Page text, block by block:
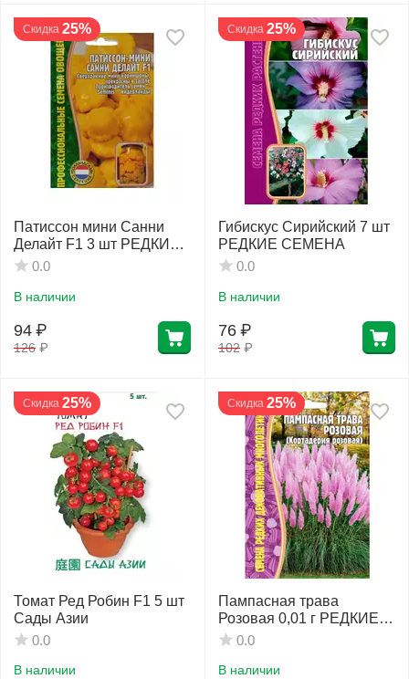
Скидка 25%
Патиссон мини Санни
Делайт F1 3 шт РЕДКИЕ
СЕМЕНА
0.0
В наличии
126 ₽
94 ₽
Скидка 25%
Гибискус Сирийский 7 шт
РЕДКИЕ СЕМЕНА
0.0
В наличии
102 ₽
76 ₽
Скидка 25%
Томат Ред Робин F1 5 шт
Сады Азии
0.0
В наличии
Скидка 25%
Пампасная трава
Розовая 0,01 г РЕДКИЕ
СЕМЕНА
0.0
В наличии